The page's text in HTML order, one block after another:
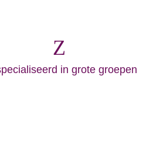
Z
in grote groepen